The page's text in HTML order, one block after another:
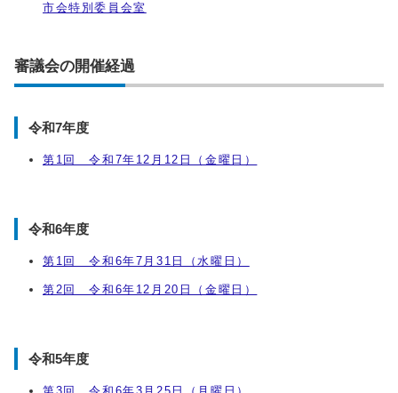
市会特別委員会室
審議会の開催経過
令和7年度
第1回 令和7年12月12日（金曜日）
令和6年度
第1回 令和6年7月31日（水曜日）
第2回 令和6年12月20日（金曜日）
令和5年度